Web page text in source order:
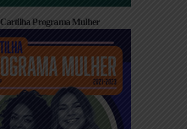
Cartilha Programa Mulher